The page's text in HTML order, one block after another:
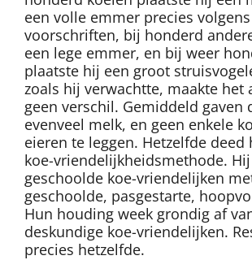
een volle emmer precies
voorschriften, bij honderd
een lege emmer, en bij weer
plaatste hij een groot
zoals hij verwachtte, maakte het
geen verschil. Gemiddeld gaven
evenveel melk, en geen enkele
eieren te leggen. Hetzelfde deed
koe-vriendelijkheidsmethode.
geschoolde koe-vriendelijken
geschoolde, pasgestarte,
Hun houding week grondig af
deskundige koe-vriendelijken.
precies hetzelfde.